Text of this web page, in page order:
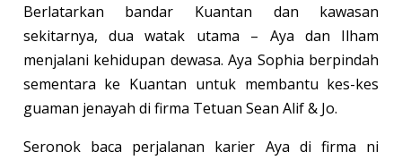
Berlatarkan bandar Kuantan dan kawasan
sekitarnya, dua watak utama – Aya dan Ilham
menjalani kehidupan dewasa. Aya Sophia berpindah
sementara ke Kuantan untuk membantu kes-kes
guaman jenayah di firma Tetuan Sean Alif & Jo.
Seronok baca perjalanan karier Aya di firma ni